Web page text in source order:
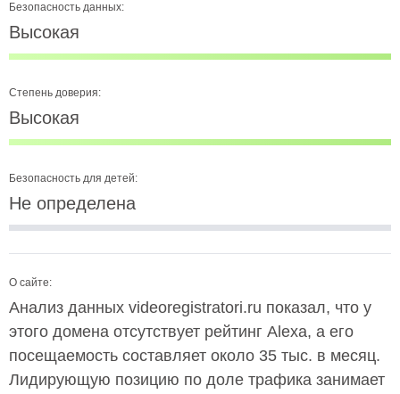
Безопасность данных:
Высокая
Степень доверия:
Высокая
Безопасность для детей:
Не определена
О сайте:
Анализ данных videoregistratori.ru показал, что у
этого домена отсутствует рейтинг Alexa, а его
посещаемость составляет около 35 тыс. в месяц.
Лидирующую позицию по доле трафика занимает